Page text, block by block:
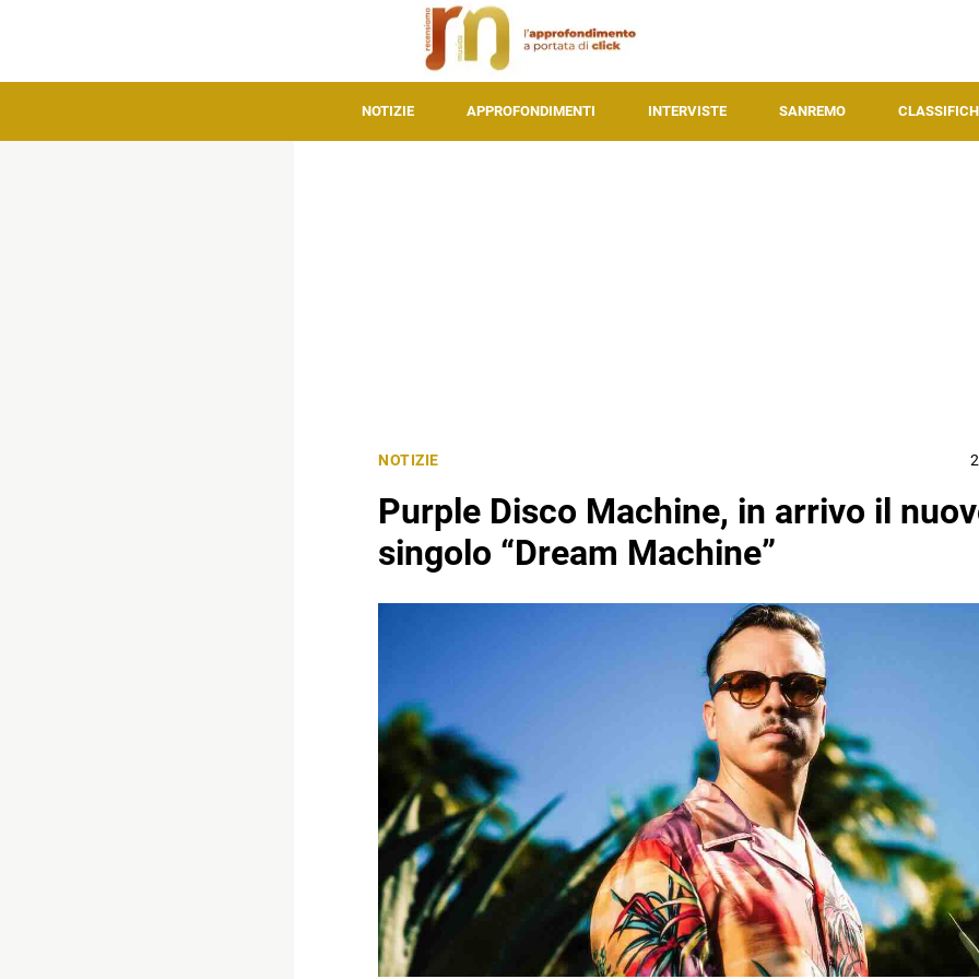
NOTIZIE APPROFONDIMENTI INTERVISTE SANREMO
NOTIZIE
Purple Disco Machine, in arrivo il
singolo “Dream Machine”